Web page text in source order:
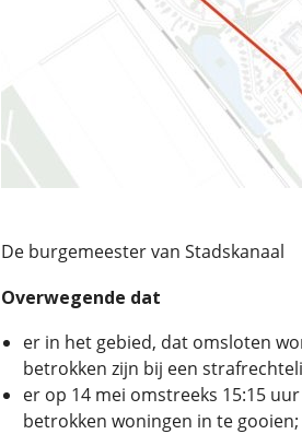
De burgemeester van Stadskanaal
Overwegende dat
er in het gebied, dat omsloten
betrokken zijn bij een
er op 14 mei omstreeks 15:15
betrokken woningen in te gooien;